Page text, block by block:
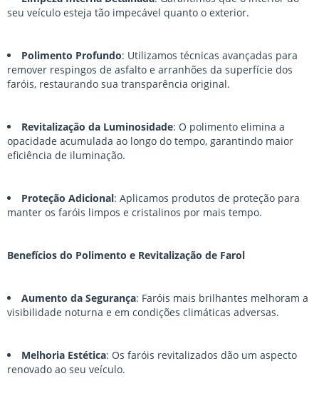
seu veículo esteja tão impecável quanto o exterior.
Polimento Profundo: Utilizamos técnicas avançadas para
remover respingos de asfalto e arranhões da superfície dos
faróis, restaurando sua transparência original.
Revitalização da Luminosidade: O polimento elimina a
opacidade acumulada ao longo do tempo, garantindo maior
eficiência de iluminação.
Proteção Adicional: Aplicamos produtos de proteção para
manter os faróis limpos e cristalinos por mais tempo.
Benefícios do Polimento e Revitalização de Farol
Aumento da Segurança: Faróis mais brilhantes melhoram a
visibilidade noturna e em condições climáticas adversas.
Melhoria Estética: Os faróis revitalizados dão um aspecto
renovado ao seu veículo.